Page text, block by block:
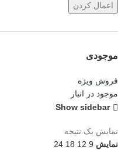
اعمال کردن
موجودی
فروش ویژه
موجود در انبار
Show sidebar
نمایش یک نتیجه
نمایش 9
12
18
24